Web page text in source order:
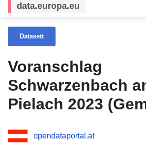
data.europa.eu
Datasett
Voranschlag
Schwarzenbach
Pielach 2023
opendataportal.at